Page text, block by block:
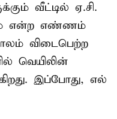
வீட்டில் ஏ.சி.
என்ற எண்ணம்
விடைபெற்ற
வெயிலின்
இப்போது, எல்